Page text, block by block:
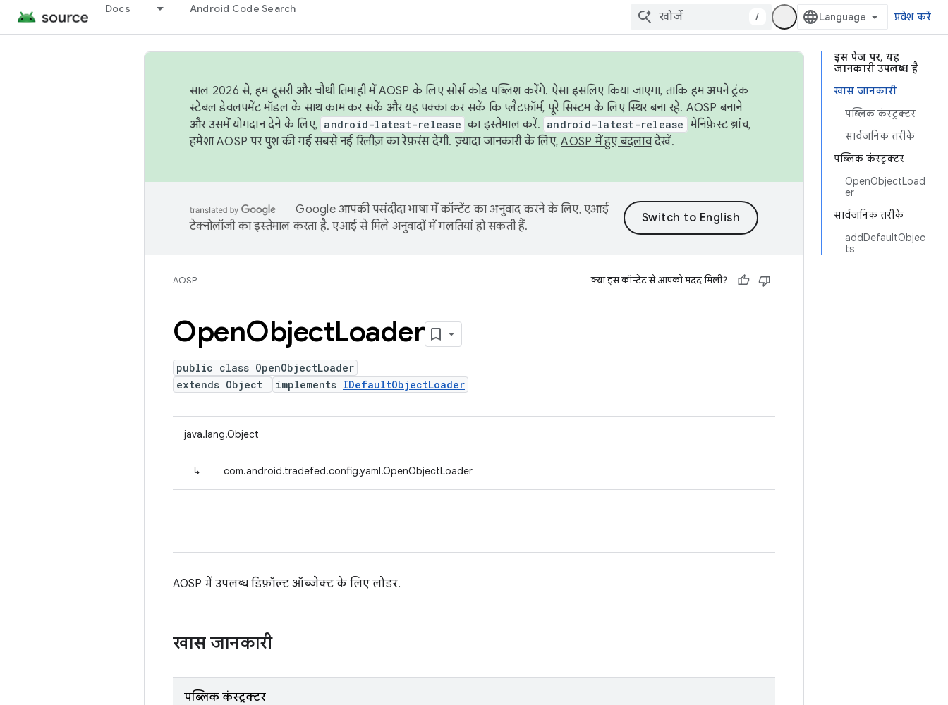
Docs Android Code Search
/ प्रवेश करें
इस पेज पर, यह
जानकारी उपलब्ध है
खास जानकारी
पब्लिक कंस्ट्रक्टर
सार्वजनिक तरीके
पब्लिक कंस्ट्रक्टर
OpenObjectLoad
er
सार्वजनिक तरीके
addDefaultObjec
ts
साल 2026 से, हम दूसरी और चौथी तिमाही में AOSP के लिए सोर्स कोड पब्लिश करेंगे. ऐसा इसलिए किया जाएगा, ताकि हम अपने ट्रंक
स्टेबल डेवलपमेंट मॉडल के साथ काम कर सकें और यह पक्का कर सकें कि प्लैटफ़ॉर्म, पूरे सिस्टम के लिए स्थिर बना रहे. AOSP बनाने
और उसमें योगदान देने के लिए, android-latest-release का इस्तेमाल करें. android-latest-release मेनिफ़ेस्ट ब्रांच,
हमेशा AOSP पर पुश की गई सबसे नई रिलीज़ का रेफ़रंस देगी. ज़्यादा जानकारी के लिए,AOSP में हुए बदलावदेखें.
Google आपकी पसंदीदा भाषा में कॉन्टेंट का अनुवाद करने के लिए, एआई
टेक्नोलॉजी का इस्तेमाल करता है. एआई से मिले अनुवादों में गलतियां हो सकती हैं.
AOSP क्या इस कॉन्टेंट से आपको मदद मिली?
OpenObjectLoader
public class OpenObjectLoader
extends Object
implements IDefaultObjectLoader
java.lang.Object
↳ com.android.tradefed.config.yaml.OpenObjectLoader
AOSP में उपलब्ध डिफ़ॉल्ट ऑब्जेक्ट के लिए लोडर.
खास जानकारी
पब्लिक कंस्ट्रक्टर